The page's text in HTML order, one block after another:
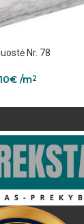
Nr. 78
€/m2